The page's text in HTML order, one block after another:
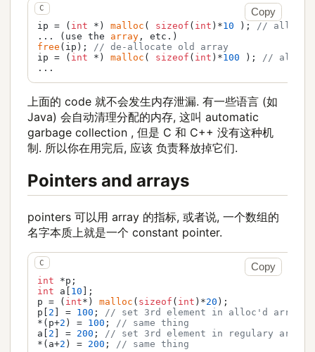
ip = ( int *) malloc ( sizeof ( int )*10 ); //
... (use the array
free (ip); // de-allocate old array
ip = ( int *) malloc ( sizeof ( int )*100 ); //
...
Copy
上面的 code 就不会发生内存泄漏. 有一些语言 (如
Java) 会自动清理分配的内存, 这叫 automatic
garbage collection , 但是 C 和 C++ 没有这种机
制. 所以你在用完后, 应该 负责释放掉它们.
Pointers and arrays
pointers 可以用 array 的指标, 或者说, 一个数组的
名字本质上就是一个 constant pointer.
int
int a[ 10 ];
p = ( int*) malloc ( sizeof ( int )*20 );
p[ 2 ] = 100 ;
// set 3rd element in alloc'd array
*(p+2 ) = 100 ;
// same thing
a[ 2 ] = 200 ;
// set 3rd element in regulary array
*(a+2 ) = 200 ; // same thing
Copy